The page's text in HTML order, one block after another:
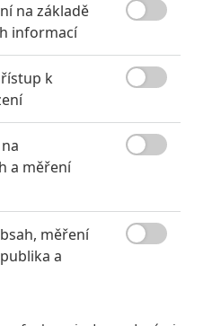
pokračování
představuje akční fantasy
recenzí máme čekat
na základě
informací
k
a měření
měření
a